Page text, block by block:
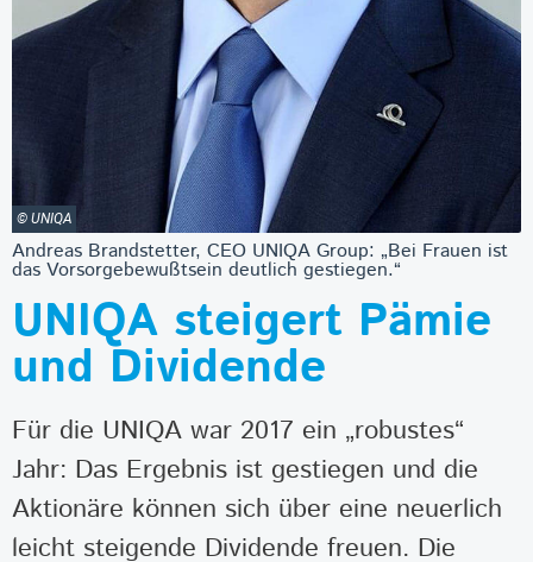
© UNIQA
Andreas Brandstetter, CEO UNIQA Group: „Bei Frauen ist
das Vorsorgebewußtsein deutlich gestiegen.“
UNIQA steigert Pämie
und Dividende
Für die UNIQA war 2017 ein „robustes“
Jahr: Das Ergebnis ist gestiegen und die
Aktionäre können sich über eine neuerlich
leicht steigende Dividende freuen. Die